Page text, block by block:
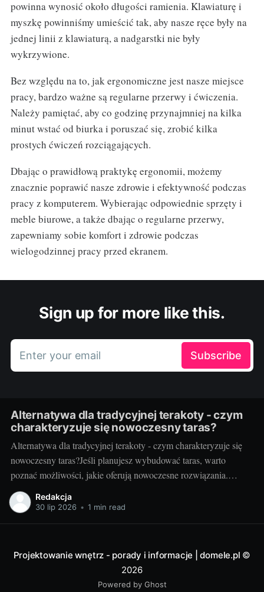
powinna wynosić około długości ramienia. Klawiaturę i
myszkę powinniśmy umieścić tak, aby nasze ręce były na
jednej linii z klawiaturą, a nadgarstki nie były
wykrzywione.
Bez względu na to, jak ergonomiczne jest nasze miejsce
pracy, bardzo ważne są regularne przerwy i ćwiczenia.
Należy pamiętać, aby co godzinę przynajmniej na kilka
minut wstać od biurka i poruszać się, zrobić kilka
prostych ćwiczeń rozciągających.
Dbając o prawidłową praktykę ergonomii, możemy
znacznie poprawić nasze zdrowie i efektywność podczas
pracy z komputerem. Wybierając odpowiednie sprzęty i
meble biurowe, a także dbając o regularne przerwy,
zapewniamy sobie komfort i zdrowie podczas
wielogodzinnej pracy przed ekranem.
Sign up for more like this.
Enter your email Subscribe
Alternatywa dla tradycyjnej terakoty - czym
charakteryzuje się nowoczesny taras?
Alternatywa dla tradycyjnej terakoty - czym charakteryzuje się
nowoczesny taras?Jeśli planujesz wybudować taras, warto
poznać możliwości, jakie oferują nowoczesne rozwiązania.
Można przecież zdecydować się na coś więcej niż tylko
tradycyjną terakotę. Ale jak wygląda nowoczesny taras i dlaczego
Redakcja
30 lip 2026 • 1 min read
Projektowanie wnętrz - porady i informacje | domele.pl ©
2026
Powered by Ghost